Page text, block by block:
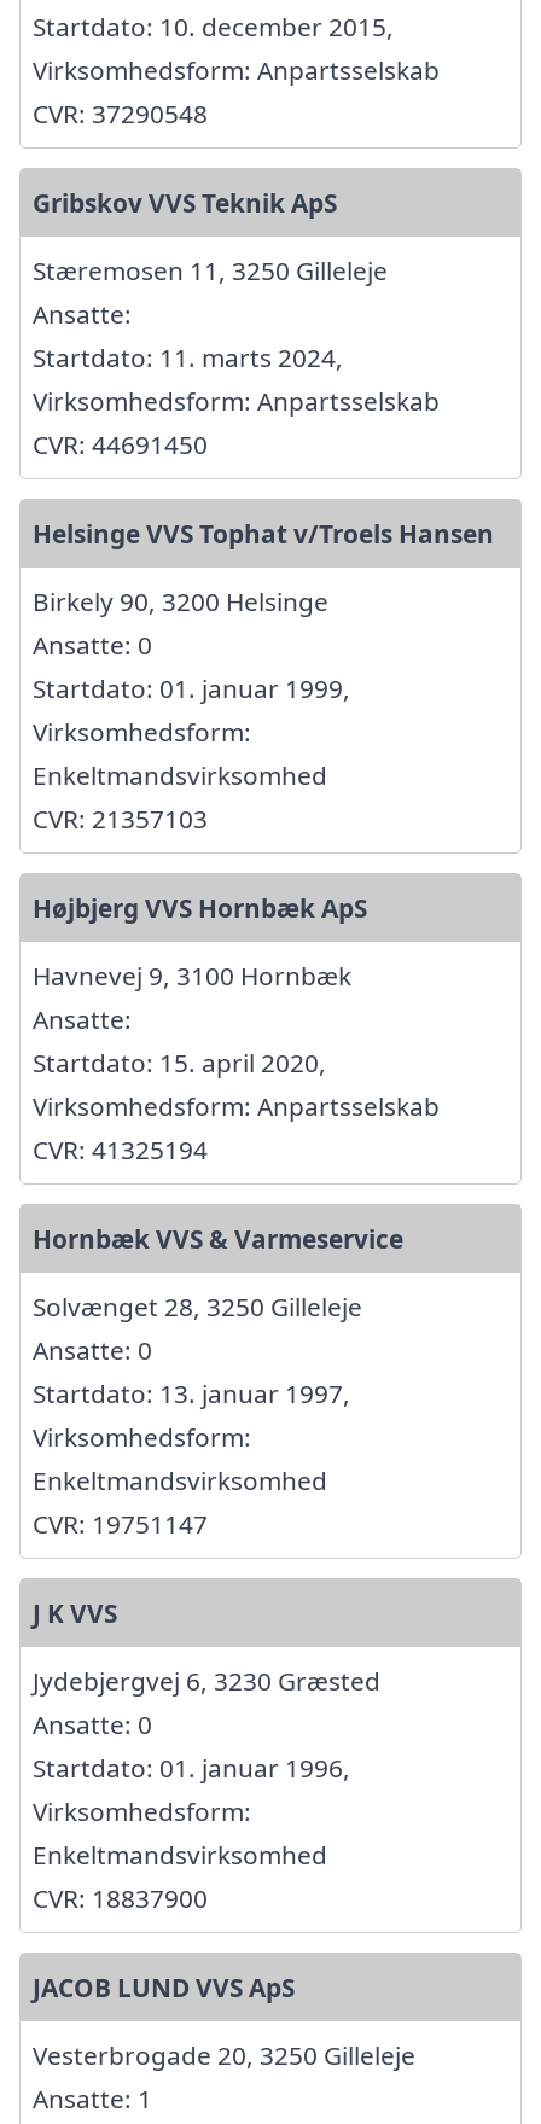
Startdato: 10. december 2015,
Virksomhedsform: Anpartsselskab
CVR: 37290548
Gribskov VVS Teknik ApS
Stæremosen 11, 3250 Gilleleje
Ansatte:
Startdato: 11. marts 2024,
Virksomhedsform: Anpartsselskab
CVR: 44691450
Helsinge VVS Tophat v/Troels Hansen
Birkely 90, 3200 Helsinge
Ansatte: 0
Startdato: 01. januar 1999,
Virksomhedsform:
Enkeltmandsvirksomhed
CVR: 21357103
Højbjerg VVS Hornbæk ApS
Havnevej 9, 3100 Hornbæk
Ansatte:
Startdato: 15. april 2020,
Virksomhedsform: Anpartsselskab
CVR: 41325194
Hornbæk VVS & Varmeservice
Solvænget 28, 3250 Gilleleje
Ansatte: 0
Startdato: 13. januar 1997,
Virksomhedsform:
Enkeltmandsvirksomhed
CVR: 19751147
J K VVS
Jydebjergvej 6, 3230 Græsted
Ansatte: 0
Startdato: 01. januar 1996,
Virksomhedsform:
Enkeltmandsvirksomhed
CVR: 18837900
JACOB LUND VVS ApS
Vesterbrogade 20, 3250 Gilleleje
Ansatte: 1